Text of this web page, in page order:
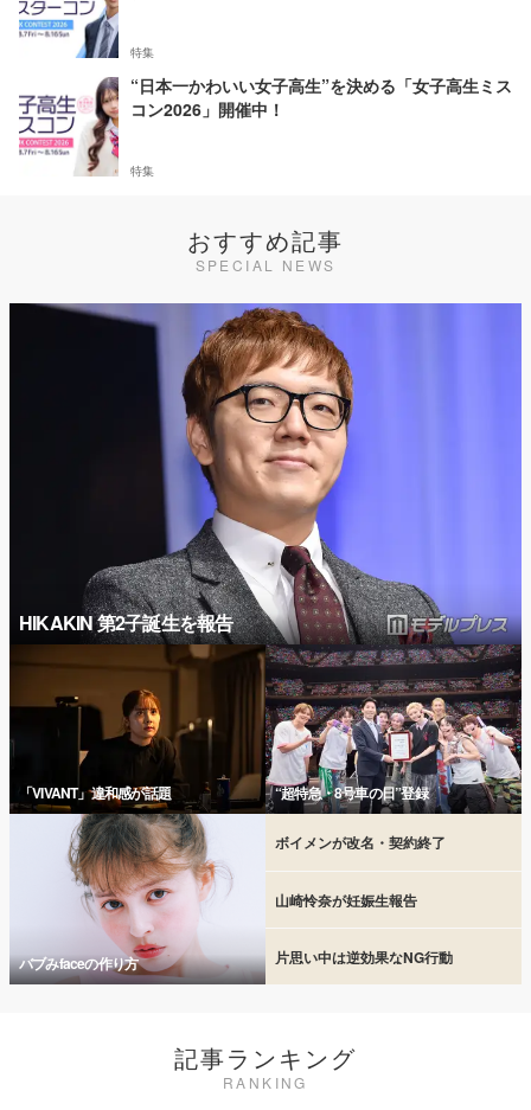
特集
“日本一かわいい女子高生”を決める「女子高生ミス
コン2026」開催中！
特集
おすすめ記事
SPECIAL NEWS
HIKAKIN 第2子誕生を報告
「VIVANT」違和感が話題 “超特急・8号車の日”登録
バブみfaceの作り方
ボイメンが改名・契約終了
山崎怜奈が妊娠生報告
片思い中は逆効果なNG行動
記事ランキング
RANKING